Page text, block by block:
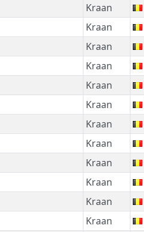
Kraan
Kraan
Kraan
Kraan
Kraan
Kraan
Kraan
Kraan
Kraan
Kraan
Kraan
Kraan